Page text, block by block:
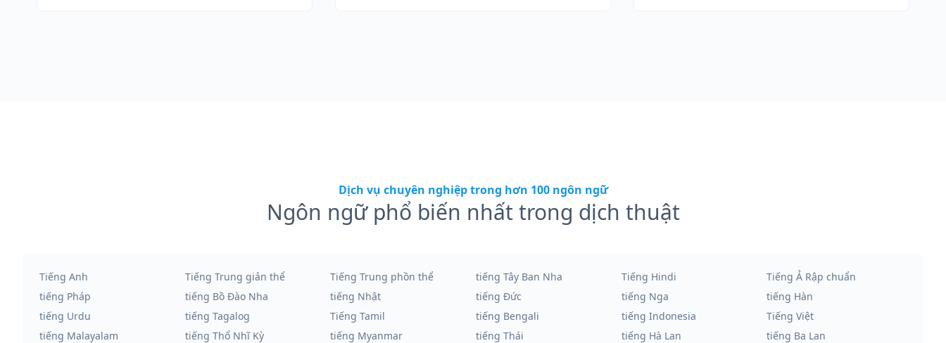
Dịch vụ chuyên nghiệp trong hơn 100 ngôn ngữ
Ngôn ngữ phổ biến nhất trong dịch thuật
Tiếng Anh Tiếng Trung giản thể Tiếng Trung phồn thể tiếng Tây Ban Nha Tiếng Hindi
Tiếng Ả Rập chuẩn
tiếng Pháp
tiếng Bồ Đào Nha tiếng Nhật tiếng Đức tiếng Nga
tiếng Hàn
tiếng Urdu
tiếng Tagalog Tiếng Tamil tiếng Bengali tiếng Indonesia
Tiếng Việt
tiếng Malayalam
tiếng Thổ Nhĩ Kỳ tiếng Myanmar tiếng Thái tiếng Hà Lan
tiếng Ba Lan